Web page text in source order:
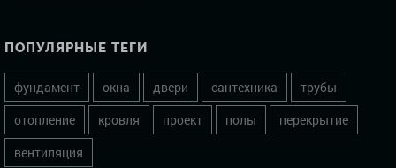
ПОПУЛЯРНЫЕ ТЕГИ
фундамент окна двери сантехника
трубы
отопление
кровля проект полы
перекрытие
вентиляция